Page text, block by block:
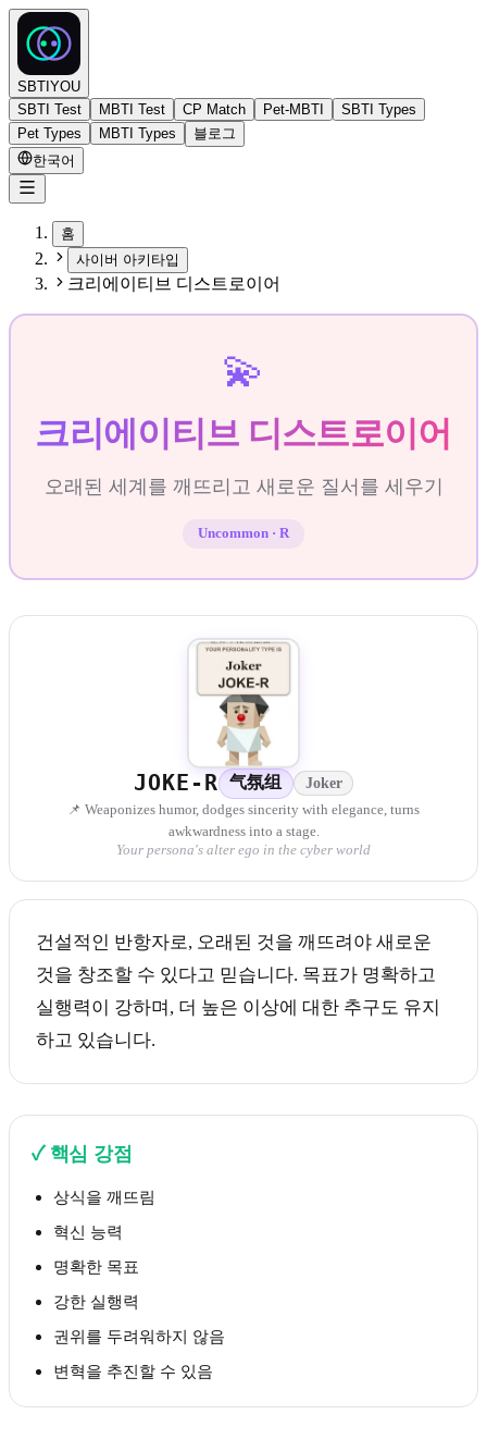
SBTIYOU
SBTI Test
MBTI Test CP Match Pet-MBTI
SBTI Types
Pet Types
MBTI Types
블로그
한국어
홈
사이버 아키타입
크리에이티브 디스트로이어
💫
크리에이티브 디스트로이어
오래된 세계를 깨뜨리고 새로운 질서를 세우기
Uncommon · R
JOKE-R 气氛组 Joker
📌 Weaponizes humor, dodges sincerity with elegance, turns
awkwardness into a stage.
Your persona's alter ego in the cyber world
건설적인 반항자로, 오래된 것을 깨뜨려야 새로운
것을 창조할 수 있다고 믿습니다. 목표가 명확하고
실행력이 강하며, 더 높은 이상에 대한 추구도 유지
하고 있습니다.
✓ 핵심 강점
상식을 깨뜨림
혁신 능력
명확한 목표
강한 실행력
권위를 두려워하지 않음
변혁을 추진할 수 있음